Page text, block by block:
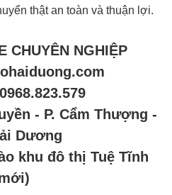
thật an toàn và thuận lợi.
CHUYÊN NGHIỆP
- P. Cẩm Thượng -
Dương
khu đô thị Tuệ Tĩnh